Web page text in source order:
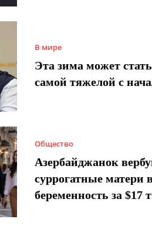
В мире
Эта зима может
самой тяжелой с
Общество
Азербайджанок
суррогатные матери
беременность за $17